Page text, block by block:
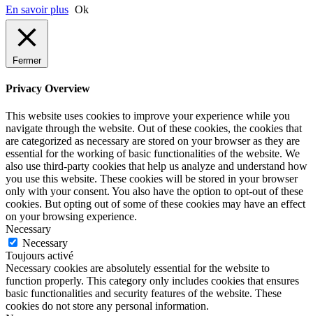
En savoir plus Ok
Fermer
Privacy Overview
This website uses cookies to improve your experience while you
navigate through the website. Out of these cookies, the cookies that
are categorized as necessary are stored on your browser as they are
essential for the working of basic functionalities of the website. We
also use third-party cookies that help us analyze and understand how
you use this website. These cookies will be stored in your browser
only with your consent. You also have the option to opt-out of these
cookies. But opting out of some of these cookies may have an effect
on your browsing experience.
Necessary
Necessary
Toujours activé
Necessary cookies are absolutely essential for the website to
function properly. This category only includes cookies that ensures
basic functionalities and security features of the website. These
cookies do not store any personal information.